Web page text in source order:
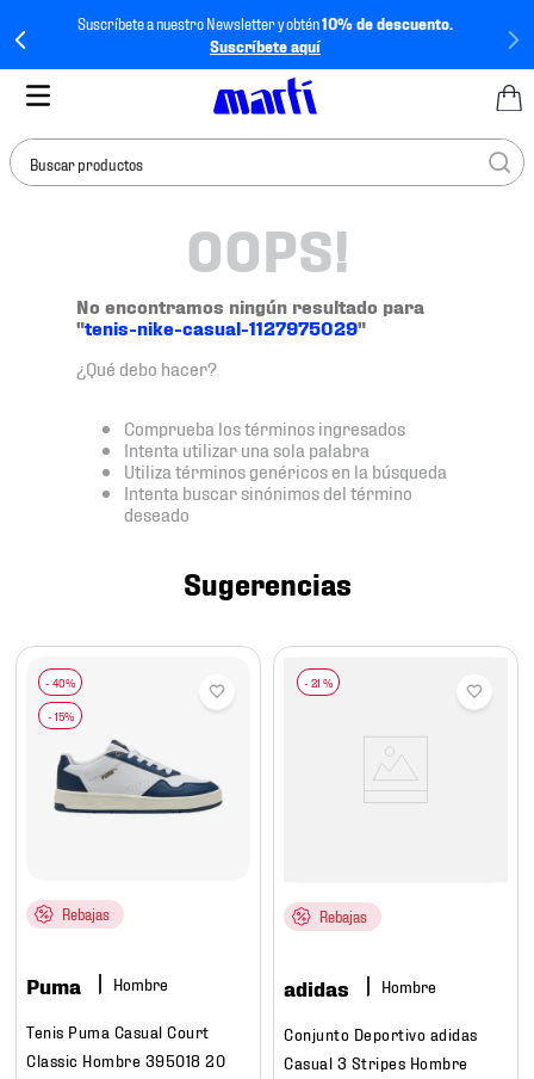
Suscríbete a nuestro Newsletter y obtén10% de descuento.
Suscríbete aquí
Buscar productos
OOPS!
No encontramos ningún resultado para
"tenis-nike-casual-1127975029"
¿Qué debo hacer?
Comprueba los términos ingresados
Intenta utilizar una sola palabra
Utiliza términos genéricos en la búsqueda
Intenta buscar sinónimos del término
deseado
Sugerencias
Rebajas
Puma Hombre
Tenis Puma Casual Court
Classic Hombre 395018 20
- 21 %
Rebajas
adidas Hombre
Conjunto Deportivo adidas
Casual 3 Stripes Hombre
tenis mujer
tenis hombre
tenis
tenis futbol
mochila
10. tenis nike